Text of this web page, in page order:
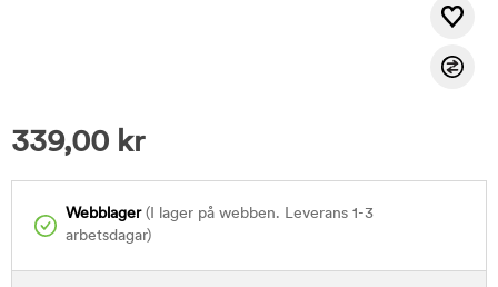
339,00 kr
Webblager(I lager på webben. Leverans 1-3
arbetsdagar)